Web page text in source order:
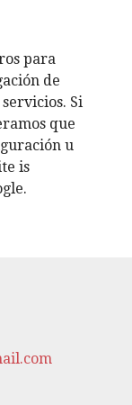
para
de
Si
que
u
is